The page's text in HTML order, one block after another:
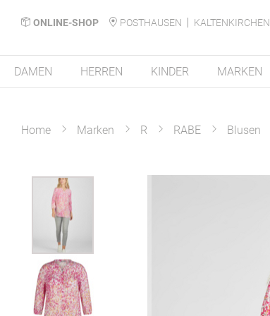
ONLINE-SHOP POSTHAUSEN
KALTENKIRCHEN
DAMEN HERREN KINDER MARKEN
Home Marken R RABE Blusen
Ende
Bildergalerie
springen